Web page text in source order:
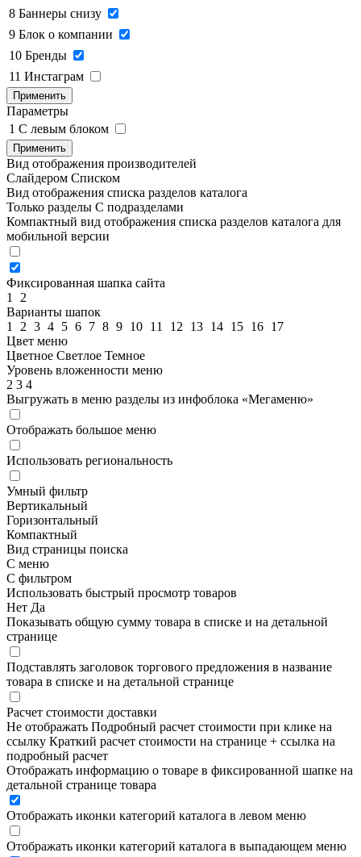
8 Баннеры снизу
9 Блок о компании
10 Бренды
11 Инстаграм
Применить
Параметры
1 C левым блоком
Применить
Вид отображения производителей
Слайдером Списком
Вид отображения списка разделов каталога
Только разделы С подразделами
Компактный вид отображения списка разделов каталога для
мобильной версии
Фиксированная шапка сайта
1
2
Варианты шапок
1
2 3 4 5 6 7 8 9 10 11 12 13 14 15 16 17
Цвет меню
Цветное Светлое Темное
Уровень вложенности меню
2 3 4
Выгружать в меню разделы из инфоблока «Мегаменю»
Отображать большое меню
Использовать региональность
Умный фильтр
Вертикальный
Горизонтальный
Компактный
Вид страницы поиска
С меню
С фильтром
Использовать быстрый просмотр товаров
Нет Да
Показывать общую сумму товара в списке и на детальной
странице
Подставлять заголовок торгового предложения в название
товара в списке и на детальной странице
Расчет стоимости доставки
Не отображать Подробный расчет стоимости при клике на
ссылку Краткий расчет стоимости на странице + ссылка на
подробный расчет
Отображать информацию о товаре в фиксированной шапке на
детальной странице товара
Отображать иконки категорий каталога в левом меню
Отображать иконки категорий каталога в выпадающем меню